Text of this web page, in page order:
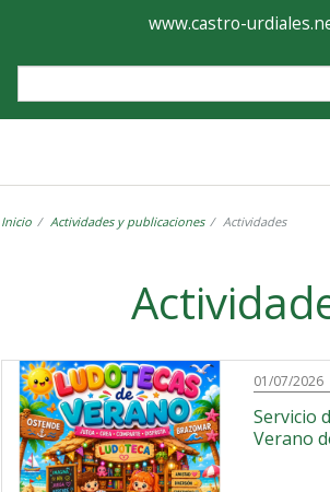
Ayuntamiento
de
Castro-
www.castro-
Inicio Actividades y publicaciones Actividades
01/07/2026
Servicio
Verano